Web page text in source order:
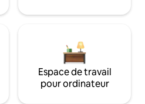
Espace de travail
pour ordinateur